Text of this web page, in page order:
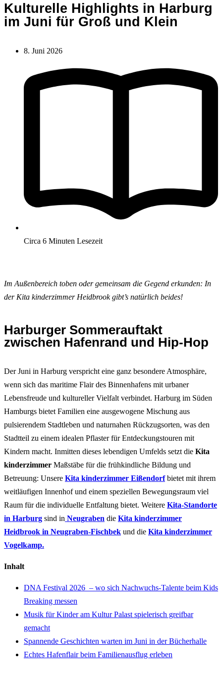
Kulturelle Highlights in Harburg
im Juni für Groß und Klein
8. Juni 2026
Circa 6 Minuten Lesezeit
Im Außenbereich toben oder gemeinsam die Gegend erkunden: In
der Kita kinderzimmer Heidbrook gibt’s natürlich beides!
Harburger Sommerauftakt
zwischen Hafenrand und Hip-Hop
Der Juni in Harburg verspricht eine ganz besondere Atmosphäre,
wenn sich das maritime Flair des Binnenhafens mit urbaner
Lebensfreude und kultureller Vielfalt verbindet. Harburg im Süden
Hamburgs bietet Familien eine ausgewogene Mischung aus
pulsierendem Stadtleben und naturnahen Rückzugsorten, was den
Stadtteil zu einem idealen Pflaster für Entdeckungstouren mit
Kindern macht. Inmitten dieses lebendigen Umfelds setzt die Kita
kinderzimmer Maßstäbe für die frühkindliche Bildung und
Betreuung: Unsere Kita kinderzimmer Eißendorfbietet mit ihrem
weitläufigen Innenhof und einem speziellen Bewegungsraum viel
Raum für die individuelle Entfaltung bietet. Weitere Kita-Standorte
in Harburg sind in Neugraben die Kita kinderzimmer
Heidbrook in Neugraben-Fischbek und die Kita kinderzimmer
Vogelkamp.
Inhalt
DNA Festival 2026 – wo sich Nachwuchs-Talente beim Kids
Breaking messen
Musik für Kinder am Kultur Palast spielerisch greifbar
gemacht
Spannende Geschichten warten im Juni in der Bücherhalle
Echtes Hafenflair beim Familienausflug erleben